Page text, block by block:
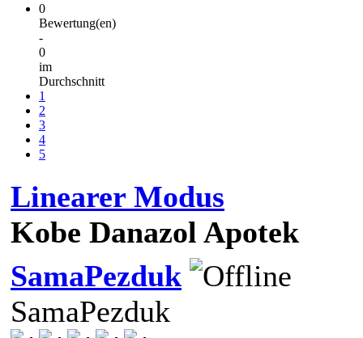
0
Bewertung(en)
-
0
im
Durchschnitt
1
2
3
4
5
Linearer Modus
Kobe Danazol Apotek
SamaPezduk
SamaPezduk